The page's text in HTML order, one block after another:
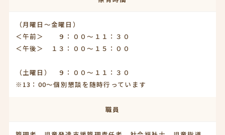
（月曜日～金曜日）
＜午前＞ ９：００～１１：３０
＜午後＞ １３：００～１５：００
（土曜日） ９：００～１１：３０
※13：00～個別懇談を随時行っています
職員